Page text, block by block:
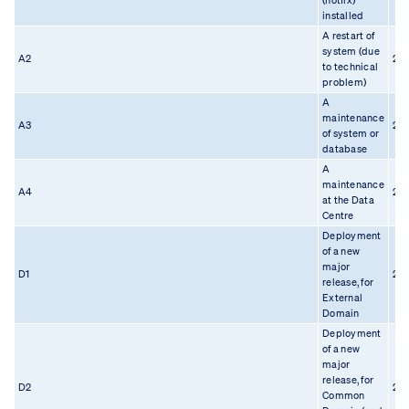
installed
A2
A restart of
system (due
to technical
problem)
A3
A
maintenance
of system or
database
A4
A
maintenance
at the Data
Centre
D1
Deployment
of a new
major
release, for
External
Domain
D2
Deployment
of a new
major
release, for
Common